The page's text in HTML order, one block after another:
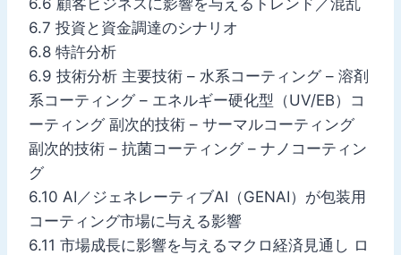
6.7 投資と資金調達のシナリオ
6.8 特許分析
6.9 技術分析 主要技術 – 水系コーティング – 溶剤
系コーティング – エネルギー硬化型（UV/EB）コ
ーティング 副次的技術 – サーマルコーティング
副次的技術 – 抗菌コーティング – ナノコーティン
グ
6.10 AI／ジェネレーティブAI（GENAI）が包装用
コーティング市場に与える影響
6.11 市場成長に影響を与えるマクロ経済見通し ロ